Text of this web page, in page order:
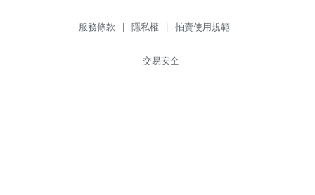
服務條款 | 隱私權 | 拍賣使用規範
交易安全